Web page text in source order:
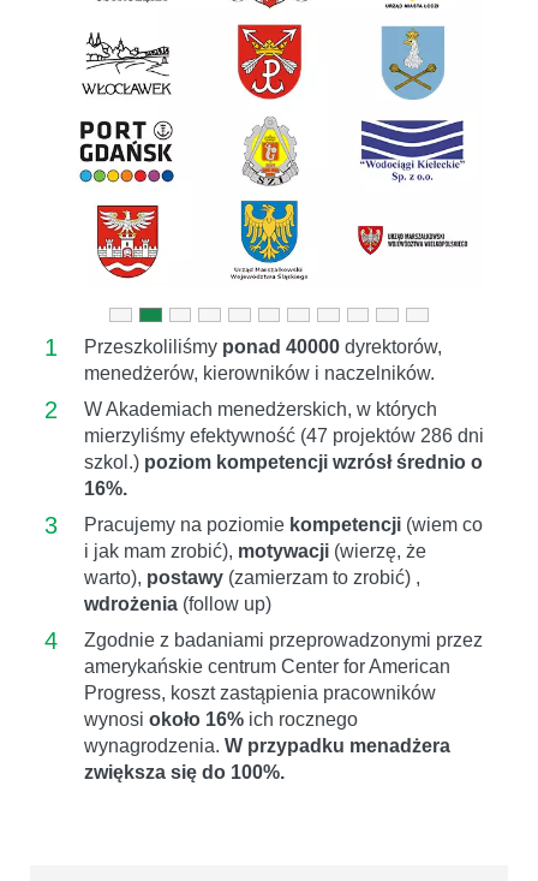
Previous
1 Przeszkoliliśmy ponad 40000 dyrektorów,
menedżerów, kierowników i naczelników.
2
W Akademiach menedżerskich, w których
mierzyliśmy efektywność (47 projektów 286 dni
szkol.) poziom kompetencji wzrósł średnio o
16%.
3 Pracujemy na poziomie kompetencji (wiem co
i jak mam zrobić), motywacji (wierzę, że
warto), postawy (zamierzam to zrobić) ,
wdrożenia (follow up)
4
Zgodnie z badaniami przeprowadzonymi przez
amerykańskie centrum Center for American
Progress, koszt zastąpienia pracowników
wynosi około 16% ich rocznego
wynagrodzenia. W przypadku menadżera
zwiększa się do 100%.